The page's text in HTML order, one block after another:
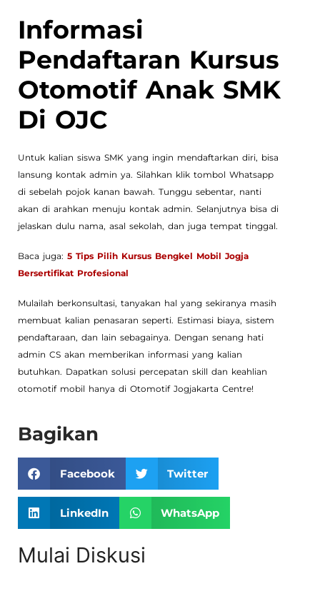
Informasi
Pendaftaran Kursus
Otomotif Anak SMK
Di OJC
Untuk kalian siswa SMK yang ingin mendaftarkan diri, bisa
lansung kontak admin ya. Silahkan klik tombol Whatsapp
di sebelah pojok kanan bawah. Tunggu sebentar, nanti
akan di arahkan menuju kontak admin. Selanjutnya bisa di
jelaskan dulu nama, asal sekolah, dan juga tempat tinggal.
Baca juga: 5 Tips Pilih Kursus Bengkel Mobil Jogja
Bersertifikat Profesional
Mulailah berkonsultasi, tanyakan hal yang sekiranya masih
membuat kalian penasaran seperti. Estimasi biaya, sistem
pendaftaraan, dan lain sebagainya. Dengan senang hati
admin CS akan memberikan informasi yang kalian
butuhkan. Dapatkan solusi percepatan skill dan keahlian
otomotif mobil hanya di Otomotif Jogjakarta Centre!
Bagikan
Facebook Twitter
LinkedIn WhatsApp
Mulai Diskusi